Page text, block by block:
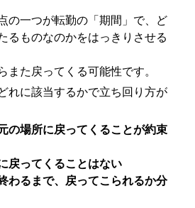
の一つが転勤の「期間」で、ど
るものなのかをはっきりさせる
また戻ってくる可能性です。
れに該当するかで立ち回り方が
の場所に戻ってくることが約束
戻ってくることはない
わるまで、戻ってこられるか分